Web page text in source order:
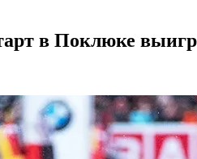
в Поклюке